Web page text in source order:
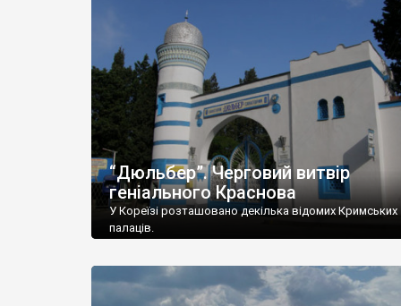
“Дюльбер”. Черговий витвір
геніального Краснова
У Кореїзі розташовано декілька відомих Кримських
палаців.